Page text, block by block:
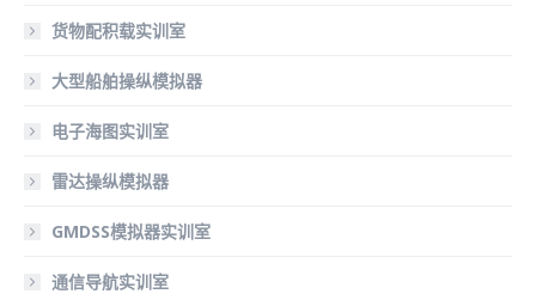
货物配积载实训室
大型船舶操纵模拟器
电子海图实训室
雷达操纵模拟器
GMDSS模拟器实训室
通信导航实训室